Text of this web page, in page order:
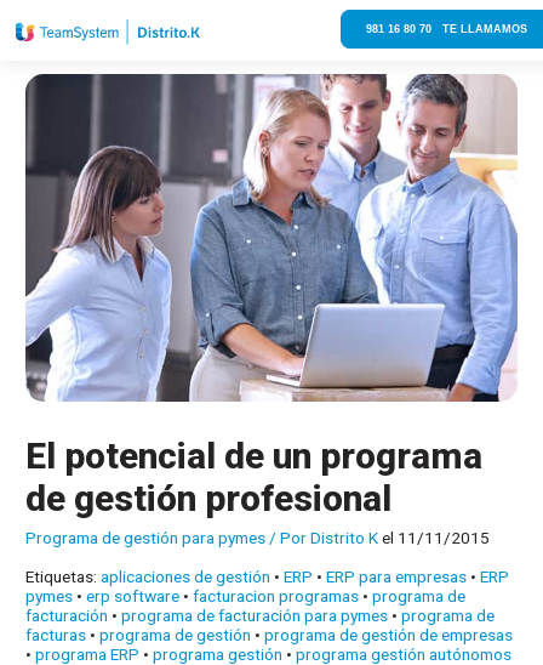
981 16 80 70 TE LLAMAMOS
El potencial de un programa
de gestión profesional
Programa de gestión para pymes / PorDistrito Kel 11/11/2015
Etiquetas:aplicaciones de gestión •ERP •ERP para empresas •ERP
pymes •erp software •facturacion programas •programa de
facturación •programa de facturación para pymes •programa de
facturas •programa de gestión •programa de gestión de empresas
•programa ERP •programa gestión •programa gestión autónomos